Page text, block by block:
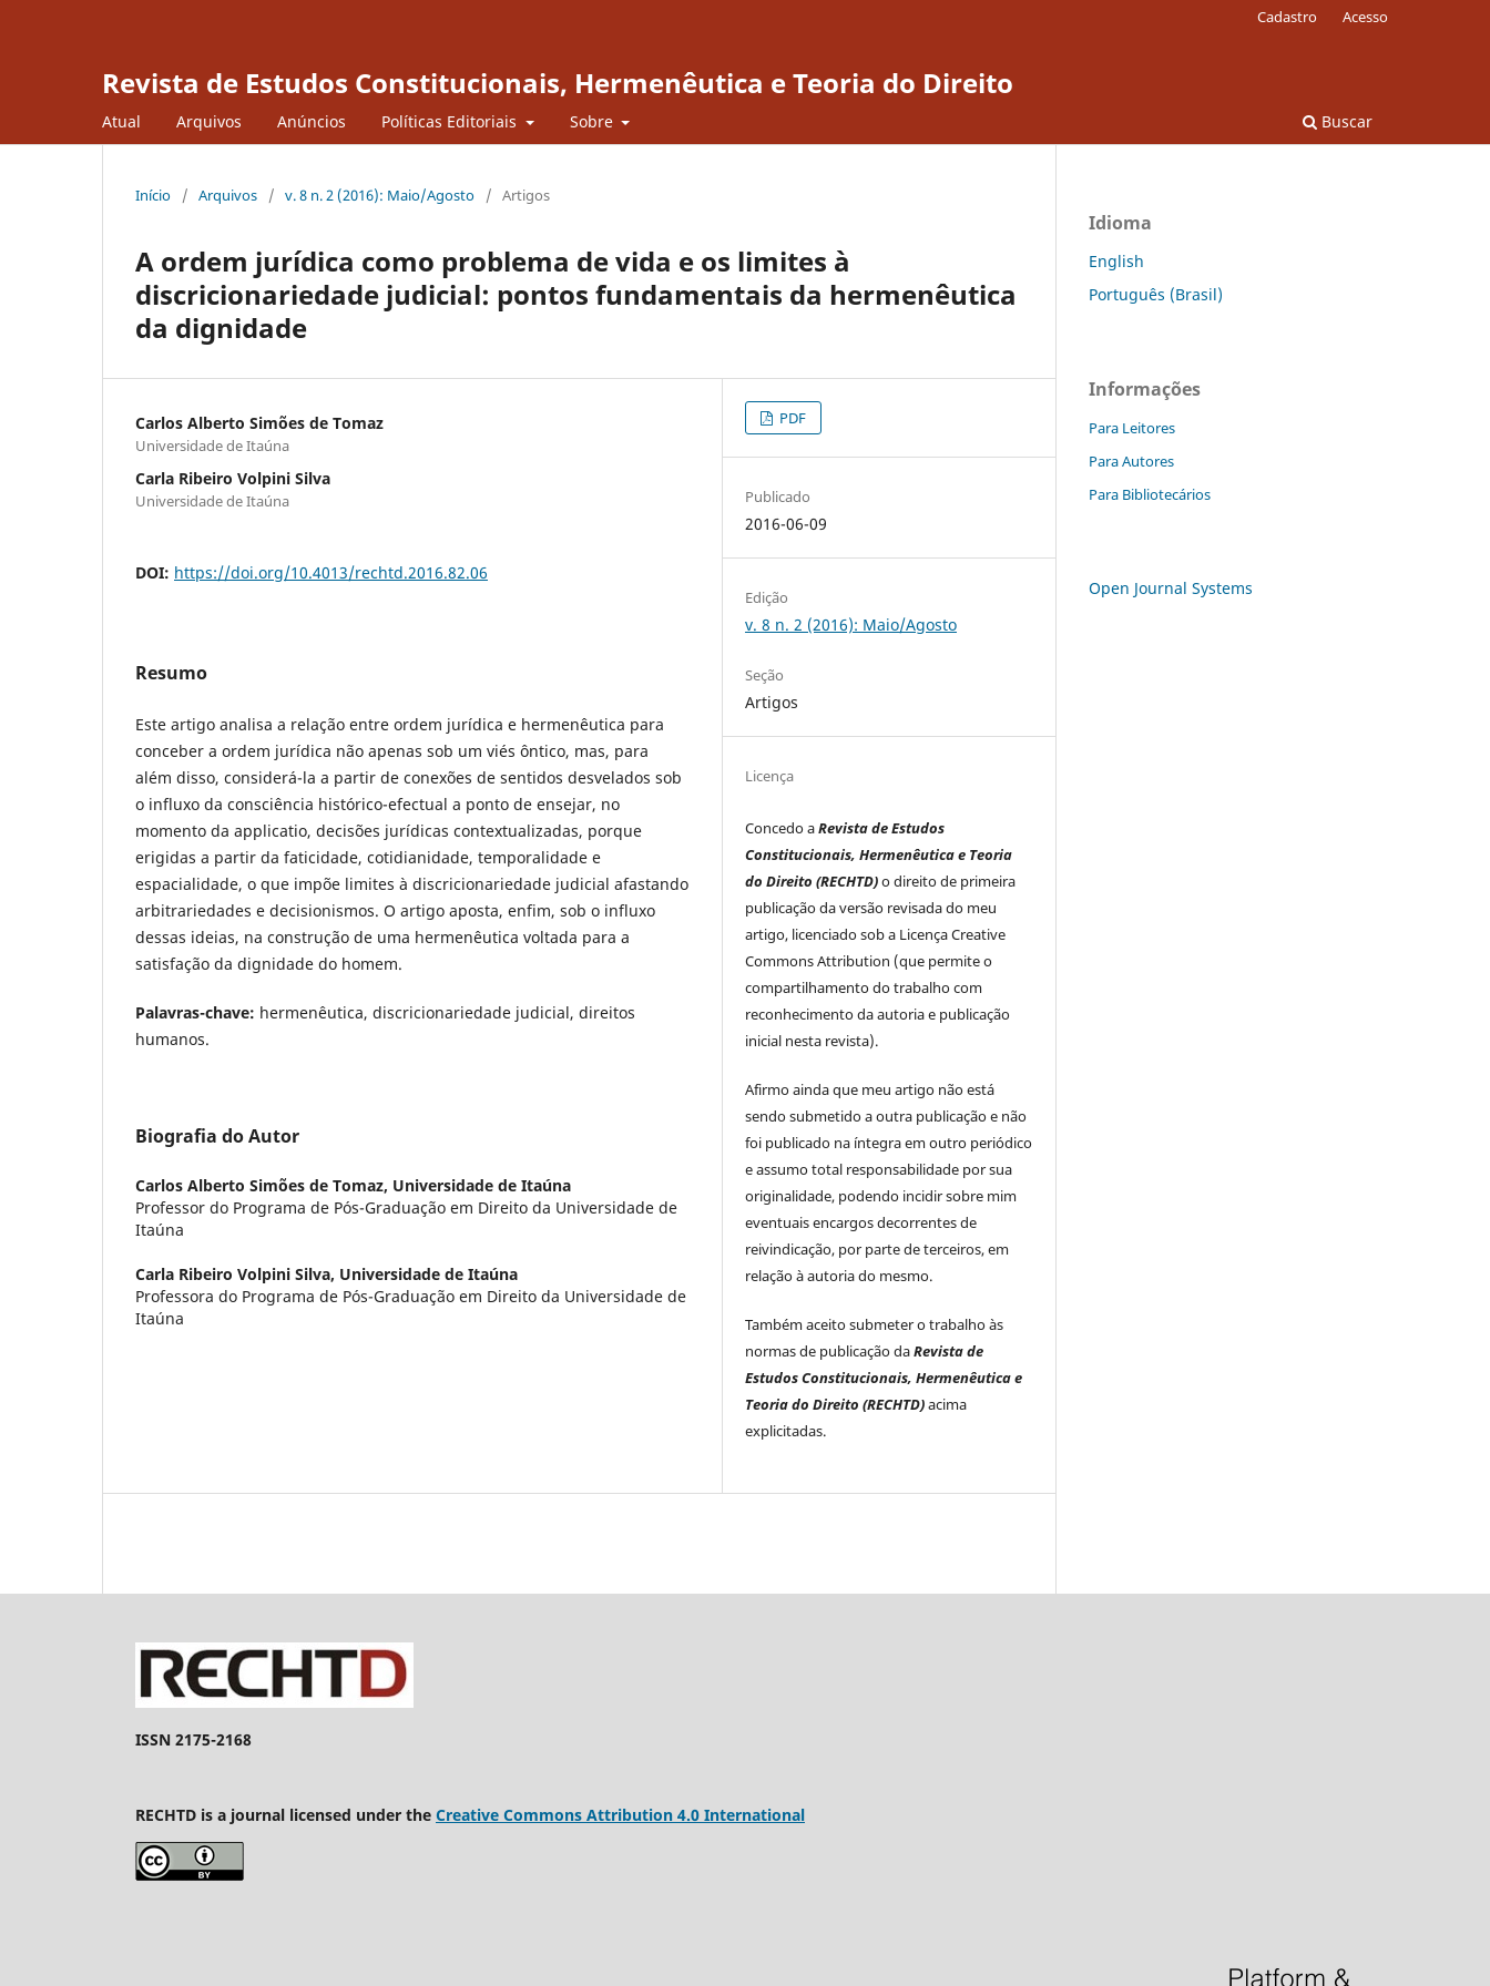
Revista de Estudos Constitucionais, Hermenêutica e Teoria do Direito
Atual Arquivos Anúncios Políticas Editoriais Sobre Buscar
Cadastro Acesso
Início / Arquivos / v. 8 n. 2 (2016): Maio/Agosto / Artigos
A ordem jurídica como problema de vida e os limites à
discricionariedade judicial: pontos fundamentais da hermenêutica
da dignidade
Carlos Alberto Simões de Tomaz
Universidade de Itaúna
Carla Ribeiro Volpini Silva
Universidade de Itaúna
DOI: https://doi.org/10.4013/rechtd.2016.82.06
Resumo
Este artigo analisa a relação entre ordem jurídica e hermenêutica para
conceber a ordem jurídica não apenas sob um viés ôntico, mas, para
além disso, considerá-la a partir de conexões de sentidos desvelados sob
o influxo da consciência histórico-efectual a ponto de ensejar, no
momento da applicatio, decisões jurídicas contextualizadas, porque
erigidas a partir da faticidade, cotidianidade, temporalidade e
espacialidade, o que impõe limites à discricionariedade judicial afastando
arbitrariedades e decisionismos. O artigo aposta, enfim, sob o influxo
dessas ideias, na construção de uma hermenêutica voltada para a
satisfação da dignidade do homem.
Palavras-chave: hermenêutica, discricionariedade judicial, direitos
humanos.
Biografia do Autor
Carlos Alberto Simões de Tomaz, Universidade de Itaúna
Professor do Programa de Pós-Graduação em Direito da Universidade de
Itaúna
Carla Ribeiro Volpini Silva, Universidade de Itaúna
Professora do Programa de Pós-Graduação em Direito da Universidade de
Itaúna
PDF
Publicado
2016-06-09
Edição
v. 8 n. 2 (2016): Maio/Agosto
Seção
Artigos
Licença
Concedo aRevista de Estudos
Constitucionais, Hermenêutica e Teoria
do Direito (RECHTD)o direito de primeira
publicação da versão revisada do meu
artigo, licenciado sob a Licença Creative
Commons Attribution (que permite o
compartilhamento do trabalho com
reconhecimento da autoria e publicação
inicial nesta revista).
Afirmo ainda que meu artigo não está
sendo submetido a outra publicação e não
foi publicado na íntegra em outro periódico
e assumo total responsabilidade por sua
originalidade, podendo incidir sobre mim
eventuais encargos decorrentes de
reivindicação, por parte de terceiros, em
relação à autoria do mesmo.
Também aceito submeter o trabalho às
normas de publicação daRevista de
Estudos Constitucionais, Hermenêutica e
Teoria do Direito (RECHTD)acima
explicitadas.
Idioma
English
Português (Brasil)
Informações
Para Leitores
Para Autores
Para Bibliotecários
Open Journal Systems
ISSN 2175-2168
RECHTD is a journal licensed under the Creative Commons Attribution 4.0 International